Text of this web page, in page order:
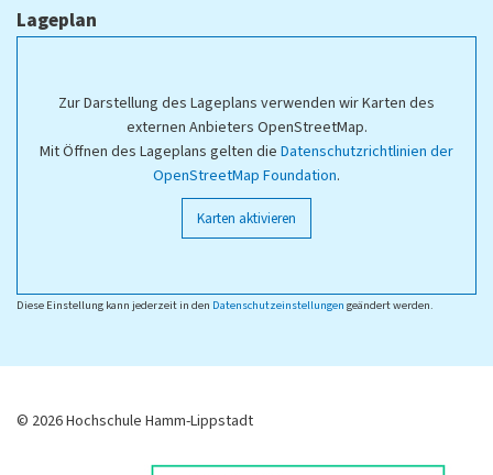
Lageplan
Zur Darstellung des Lageplans verwenden wir Karten des
externen Anbieters OpenStreetMap.
Mit Öffnen des Lageplans gelten die Datenschutzrichtlinien der
OpenStreetMap Foundation.
Karten aktivieren
Diese Einstellung kann jederzeit in den Datenschutzeinstellungen geändert werden.
© 2026 Hochschule Hamm-Lippstadt